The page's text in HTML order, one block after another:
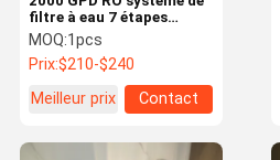
filtre à eau 7 étapes
1.5L/Min filtre à eau
commercial d'osmose
inverse
MOQ:1pcs
Prix:$210-$240
Meilleur prix
Contact